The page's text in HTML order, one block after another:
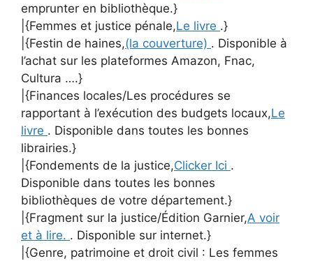
emprunter en bibliothèque.}
|{Femmes et justice pénale,Le livre .}
|{Festin de haines,(la couverture) . Disponible à
l’achat sur les plateformes Amazon, Fnac,
Cultura ….}
|{Finances locales/Les procédures se
rapportant à l’exécution des budgets locaux,Le
livre . Disponible dans toutes les bonnes
librairies.}
|{Fondements de la justice,Clicker Ici .
Disponible dans toutes les bonnes
bibliothèques de votre département.}
|{Fragment sur la justice/Édition Garnier,A voir
et à lire. . Disponible sur internet.}
|{Genre, patrimoine et droit civil : Les femmes